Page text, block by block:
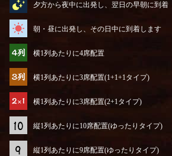
夕方から夜中に出発し、翌日の早朝に到着
朝・昼に出発し、その日中に到着します
横1列あたりに4席配置
横1列あたりに3席配置(1+1+1タイプ)
横1列あたりに3席配置(2+1タイプ)
縦1列あたりに10席配置(ゆったりタイプ)
縦1列あたりに9席配置(ゆったりタイプ)